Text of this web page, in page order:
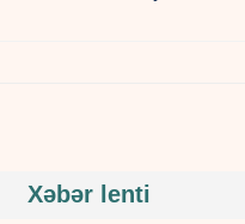
Xəbər lenti